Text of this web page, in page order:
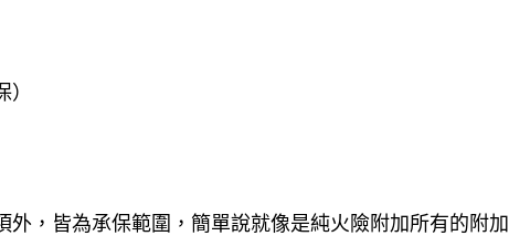
外，皆為承保範圍，簡單說就像是純火險附加所有的附加